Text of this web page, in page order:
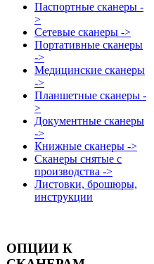
Паспортные сканеры -
>
Сетевые сканеры ->
Портативные сканеры
->
Медицинские сканеры
->
Планшетные сканеры -
>
Документные сканеры
->
Книжные сканеры ->
Сканеры снятые с
производства ->
Листовки, брошюры,
инструкции
ОПЦИИ К